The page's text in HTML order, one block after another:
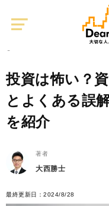
資産運用
投資は怖い？
とよくある誤
を紹介
著者
大西勝士
最終更新日：2024/8/28